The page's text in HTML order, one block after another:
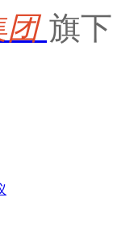
团 旗